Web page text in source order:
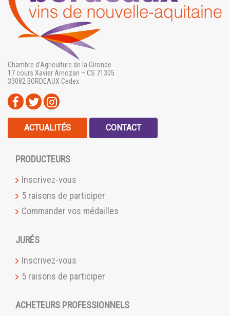
Chambre d’Agriculture de la Gironde
17 cours Xavier Arnozan – CS 71305
33082 BORDEAUX Cedex
ACTUALITÉS CONTACT
PRODUCTEURS
Inscrivez-vous
5 raisons de participer
Commander vos médailles
JURÉS
Inscrivez-vous
5 raisons de participer
ACHETEURS PROFESSIONNELS